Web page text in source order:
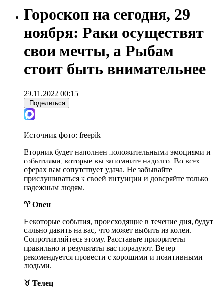
Гороскоп на сегодня, 29
ноября: Раки осуществят
свои мечты, а Рыбам
стоит быть внимательнее
29.11.2022 00:15
Поделиться
Источник фото: freepik
Вторник будет наполнен положительными эмоциями и
событиями, которые вы запомните надолго. Во всех
сферах вам сопутствует удача. Не забывайте
прислушиваться к своей интуиции и доверяйте только
надежным людям.
♈ Овен
Некоторые события, происходящие в течение дня, будут
сильно давить на вас, что может выбить из колеи.
Сопротивляйтесь этому. Расставьте приоритеты
правильно и результаты вас порадуют. Вечер
рекомендуется провести с хорошими и позитивными
людьми.
♉ Телец